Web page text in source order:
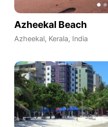
Azheekal Beach
Azheekal, Kerala, India